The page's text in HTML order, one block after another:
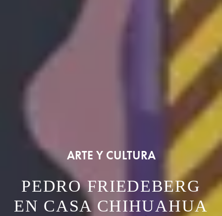
ARTE Y CULTURA
PEDRO FRIEDEBERG
EN CASA CHIHUAHUA